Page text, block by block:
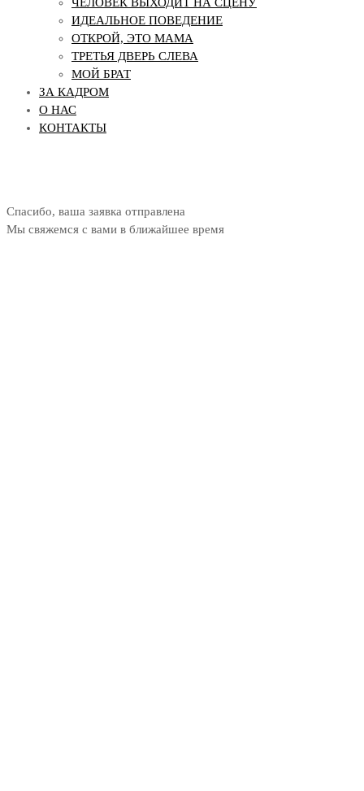
ИДЕАЛЬНОЕ ПОВЕДЕНИЕ
ОТКРОЙ, ЭТО МАМА
ТРЕТЬЯ ДВЕРЬ СЛЕВА
МОЙ БРАТ
ЗА КАДРОМ
О НАС
КОНТАКТЫ
Спасибо, ваша заявка отправлена
Мы свяжемся с вами в ближайшее время